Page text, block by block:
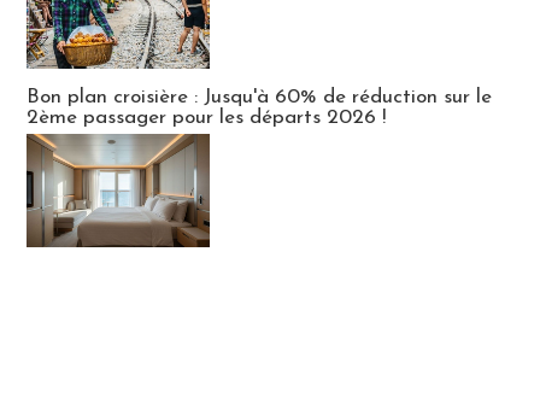
Bon plan croisière : Jusqu'à 60% de réduction sur le
2ème passager pour les départs 2026 !